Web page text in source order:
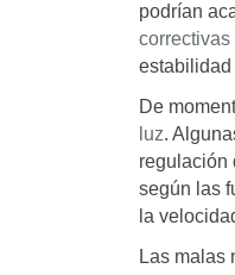
podrían
correctivas
estabilidad
De
luz.
regulación
según las
la
Las malas